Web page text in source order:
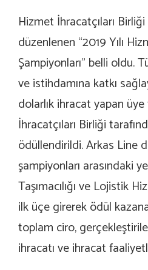
Hizmet İhracatçıları
düzenlenen “2019 Yılı
Şampiyonları” belli oldu.
ve istihdamına katkı
dolarlık ihracat yapan
İhracatçıları Birliği
ödüllendirildi. Arkas Line
şampiyonları arasındaki
Taşımacılığı ve Lojistik
ilk üçe girerek ödül
toplam ciro,
ihracatı ve ihracat